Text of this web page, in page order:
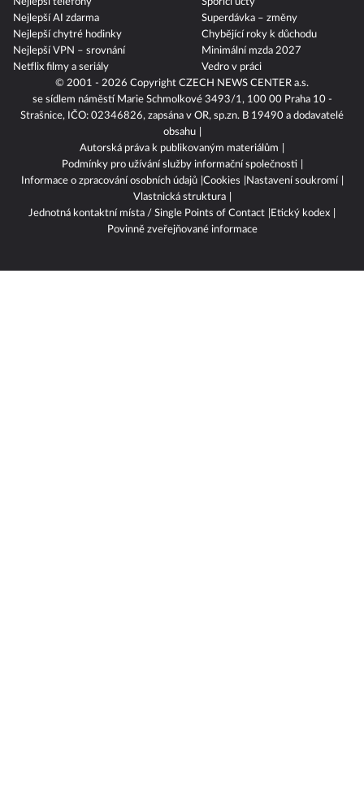
© 2001 - 2026 Copyright CZECH NEWS CENTER a.s.
se sídlem náměstí Marie Schmolkové 3493/1, 100 00 Praha 10 -
Strašnice, IČO: 02346826, zapsána v OR, sp.zn. B 19490 a dodavatelé
obsahu
Autorská práva k publikovaným materiálům
Podmínky pro užívání služby informační společnosti
Informace o zpracování osobních údajů Cookies
Nastavení soukromí
Vlastnická struktura
Jednotná kontaktní místa / Single Points of Contact
Etický kodex
Povinně zveřejňované informace
Nejlepší telefony
Nejlepší AI zdarma
Nejlepší chytré hodinky
Nejlepší VPN – srovnání
Netflix filmy a seriály
Spořicí účty
Superdávka – změny
Chybějící roky k důchodu
Minimální mzda 2027
Vedro v práci